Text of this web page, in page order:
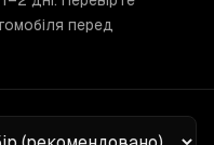
перед